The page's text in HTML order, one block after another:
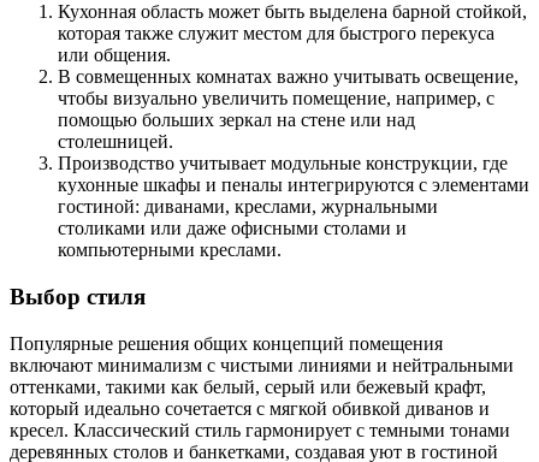
Кухонная область может быть выделена барной стойкой,
которая также служит местом для быстрого перекуса
или общения.
В совмещенных комнатах важно учитывать освещение,
чтобы визуально увеличить помещение, например, с
помощью больших зеркал на стене или над
столешницей.
Производство учитывает модульные конструкции, где
кухонные шкафы и пеналы интегрируются с элементами
гостиной: диванами, креслами, журнальными
столиками или даже офисными столами и
компьютерными креслами.
Выбор стиля
Популярные решения общих концепций помещения
включают минимализм с чистыми линиями и нейтральными
оттенками, такими как белый, серый или бежевый крафт,
который идеально сочетается с мягкой обивкой диванов и
кресел. Классический стиль гармонирует с темными тонами
деревянных столов и банкетками, создавая уют в гостиной